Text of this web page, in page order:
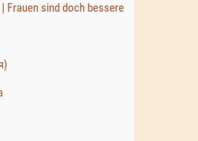
Frauen sind doch bessere